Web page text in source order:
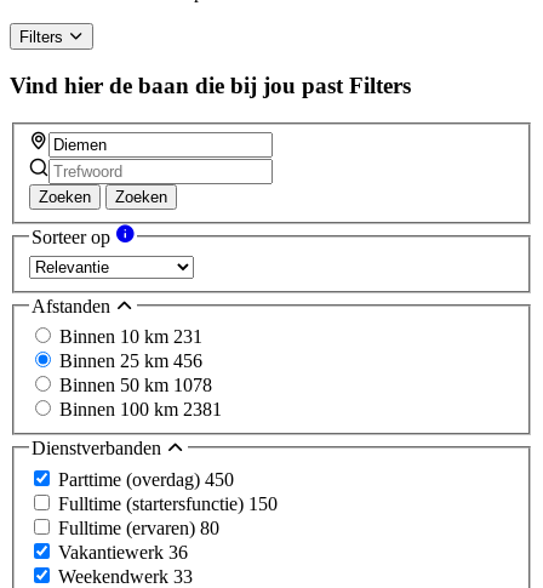
Filters
Vind hier de baan die bij jou past Filters
Zoeken Zoeken
Sorteer op
Afstanden
Binnen 10 km 231
Binnen 25 km 456
Binnen 50 km 1078
Binnen 100 km 2381
Dienstverbanden
Parttime (overdag) 450
Fulltime (startersfunctie) 150
Fulltime (ervaren) 80
Vakantiewerk 36
Weekendwerk 33